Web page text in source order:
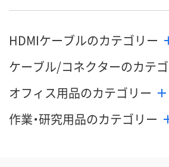
HDMIケーブルのカテゴリー
ケーブル/コネクターのカテ
オフィス用品のカテゴリー
作業・研究用品のカテゴリー